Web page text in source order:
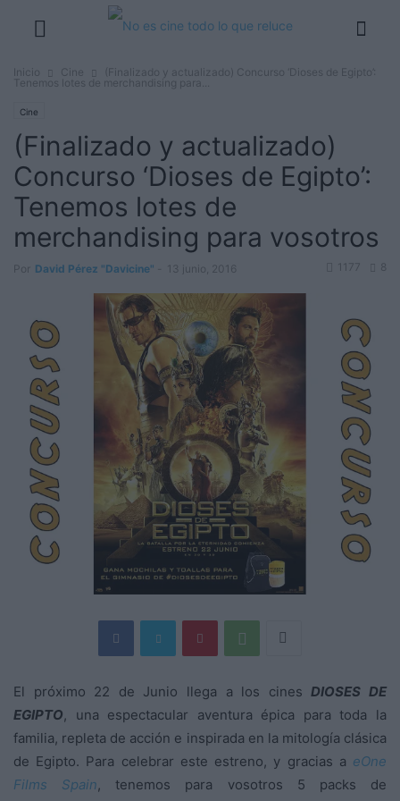
Inicio Cine
(Finalizado y actualizado) Concurso ‘Dioses de Egipto’:
Tenemos lotes de merchandising para...
Cine
(Finalizado y actualizado)
Concurso ‘Dioses de Egipto’:
Tenemos lotes de
merchandising para vosotros
Por David Pérez "Davicine" 13 junio, 2016 8
1177
El próximo 22 de Junio llega a los cinesDIOSES DE
EGIPTO, una espectacular aventura épica para toda la
familia, repleta de acción e inspirada en la mitología clásica
de Egipto. Para celebrar este estreno, y gracias a eOne
Films Spain, tenemos para vosotros 5 packs de